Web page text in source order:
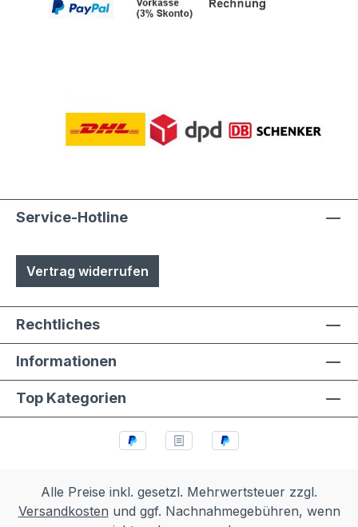
Service-Hotline
Vertrag widerrufen
Rechtliches
Informationen
Top Kategorien
Alle Preise inkl. gesetzl. Mehrwertsteuer zzgl.
Versandkosten und ggf. Nachnahmegebühren, wenn